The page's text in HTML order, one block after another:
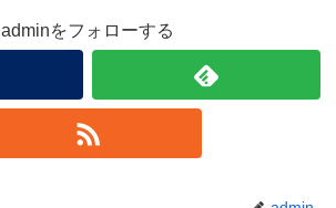
adminをフォローする